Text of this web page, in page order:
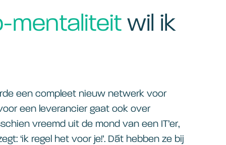
mentaliteit wil ik
een compleet nieuw netwerk voor
een leverancier gaat ook over
vreemd uit de mond van een IT’er,
‘ik regel het voor je!’. Dát hebben ze bij